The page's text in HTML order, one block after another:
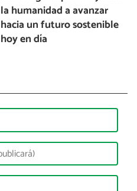
la humanidad a avanzar
hacia un futuro sostenible
hoy en día